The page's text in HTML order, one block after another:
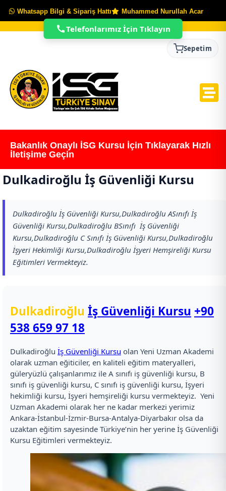
Whatsapp Bilgi & Sipariş Hattı Muhammed Nurullah Acar
Sepetim
Bakanlık Onaylı İSG Kursu İçin Tıklayarak Hızlı
İletişime Geçin
Dulkadiroğlu İş Güvenliği Kursu
Dulkadiroğlu İş Güvenliği Kursu,Dulkadiroğlu ASınıfı İş
Güvenliği Kursu,Dulkadiroğlu BSınıfı İş Güvenliği
Kursu,Dulkadiroğlu C Sınıfı İş Güvenliği Kursu,Dulkadiroğlu
İşyeri Hekimliği Kursu,Dulkadiroğlu İşyeri Hemşireliği Kursu
Eğitimleri Vermekteyiz.
Dulkadiroğlu İş Güvenliği Kursu +90
538 659 97 18
Dulkadiroğlu İş Güvenliği Kursu olan Yeni Uzman Akademi
olarak uzman eğiticiler, en kaliteli eğitim materyalleri,
güleryüzlü çalışanlarımız ile A sınıfı iş güvenliği kursu, B
sınıfı iş güvenliği kursu, C sınıfı iş güvenliği kursu, İşyeri
hekimliği kursu, İşyeri hemşireliği kursu vermekteyiz. Yeni
Uzman Akademi olarak her ne kadar merkezi yerimiz
Ankara-İstanbul-İzmir-Bursa-Antalya-Diyarbakır olsa da
uzaktan eğitim sayesinde Türkiye’nin her yerine İş Güvenliği
Kursu Eğitimleri vermekteyiz.
Telefonlarımız İçin Tıklayın